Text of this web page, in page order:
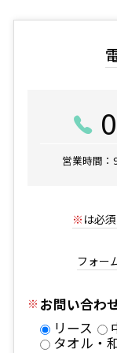
営業時間
※ は必
フォー
お問い合わ
リース
タオル・